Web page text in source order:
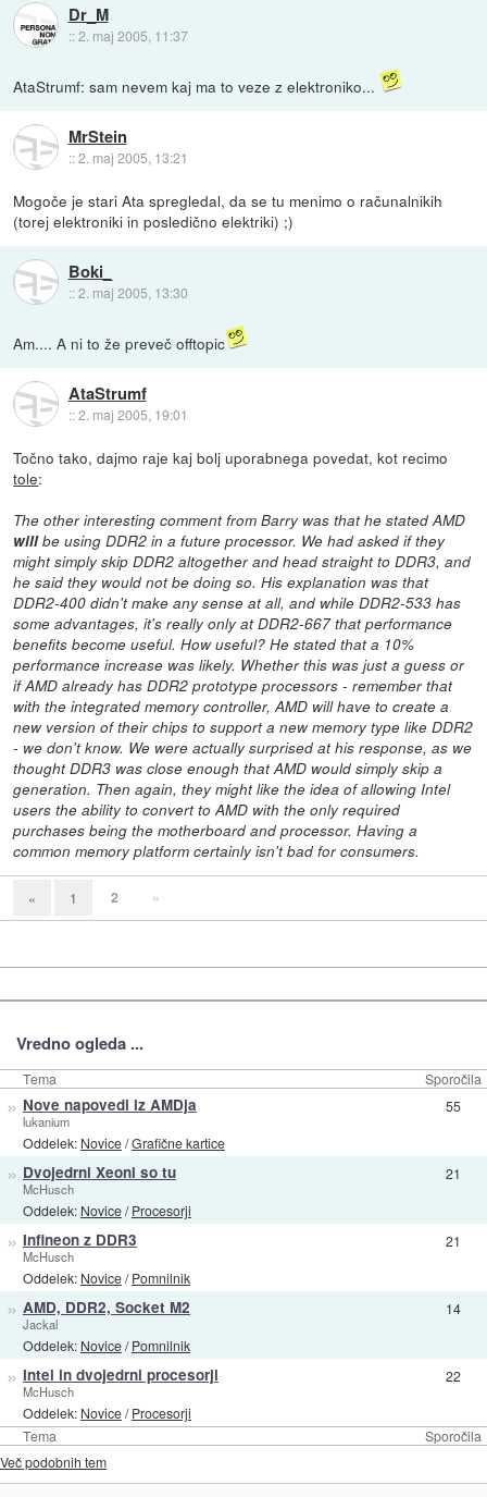
Dr_M
::2. maj 2005, 11:37
AtaStrumf: sam nevem kaj ma to veze z elektroniko...
MrStein
::2. maj 2005, 13:21
Mogoče je stari Ata spregledal, da se tu menimo o računalnikih
(torej elektroniki in posledično elektriki) ;)
Boki_
::2. maj 2005, 13:30
Am.... A ni to že preveč offtopic
AtaStrumf
::2. maj 2005, 19:01
Točno tako, dajmo raje kaj bolj uporabnega povedat, kot recimo
tole:
The other interesting comment from Barry was that he stated AMD
willbe using DDR2 in a future processor. We had asked if they
might simply skip DDR2 altogether and head straight to DDR3, and
he said they would not be doing so. His explanation was that
DDR2-400 didn't make any sense at all, and while DDR2-533 has
some advantages, it's really only at DDR2-667 that performance
benefits become useful. How useful? He stated that a 10%
performance increase was likely. Whether this was just a guess or
if AMD already has DDR2 prototype processors - remember that
with the integrated memory controller, AMD will have to create a
new version of their chips to support a new memory type like DDR2
- we don't know. We were actually surprised at his response, as we
thought DDR3 was close enough that AMD would simply skip a
generation. Then again, they might like the idea of allowing Intel
users the ability to convert to AMD with the only required
purchases being the motherboard and processor. Having a
common memory platform certainly isn't bad for consumers.
« 1 2 »
Vredno ogleda ...
Tema Sporočila
Tema Sporočila
» Nove napovedi iz AMDja
lukanium
Oddelek: Novice/Grafične kartice
55
» Dvojedrni Xeoni so tu
McHusch
Oddelek: Novice/Procesorji
21
» Infineon z DDR3
McHusch
Oddelek: Novice/Pomnilnik
21
» AMD, DDR2, Socket M2
Jackal
Oddelek: Novice/Pomnilnik
14
» Intel in dvojedrni procesorji
McHusch
Oddelek: Novice/Procesorji
22
Več podobnih tem